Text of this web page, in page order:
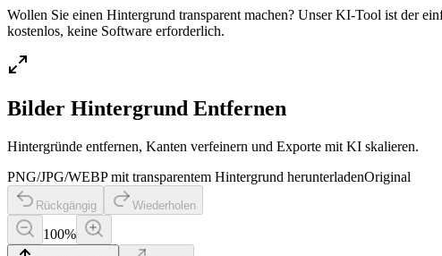
Wollen Sie einen Hintergrund transparent machen? Unser KI-Tool ist der
kostenlos, keine Software erforderlich.
Bilder Hintergrund Entfernen
Hintergründe entfernen, Kanten verfeinern und Exporte mit KI skalieren.
PNG/JPG/WEBP mit transparentem Hintergrund herunterladenOriginal
Rückgängig Wiederholen
100%